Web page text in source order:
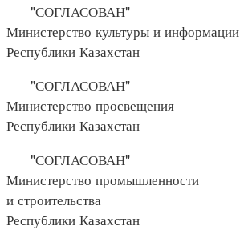
"СОГЛАСОВАН"
Министерство культуры и информации
Республики Казахстан
"СОГЛАСОВАН"
Министерство просвещения
Республики Казахстан
"СОГЛАСОВАН"
Министерство промышленности
и строительства
Республики Казахстан